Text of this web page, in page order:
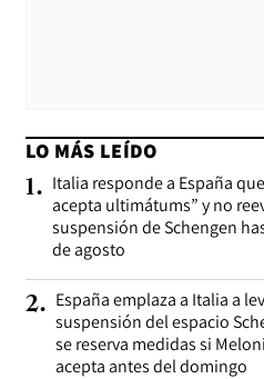
LO MÁS LEÍDO
1. Italia responde a España
acepta ultimátums” y no
suspensión de Schengen
de agosto
2. España emplaza a Italia a
suspensión del espacio
se reserva medidas si
acepta antes del domingo